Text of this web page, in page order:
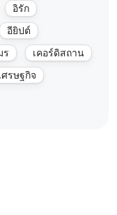
อิรัก
อียิปต์
ร
เคอร์ดิสถาน
ศรษฐกิจ